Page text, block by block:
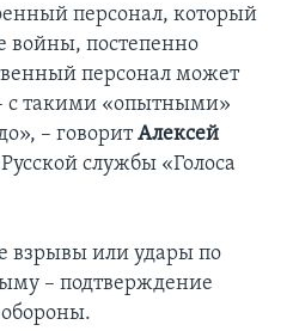
персонал, который
войны, постепенно
персонал может
с такими «опытными»
– говоритАлексей
службы «Голоса
взрывы или удары по
– подтверждение